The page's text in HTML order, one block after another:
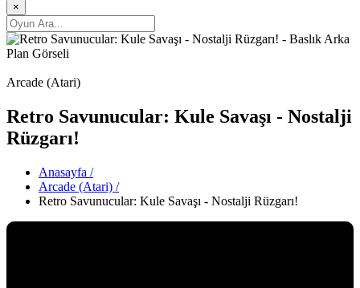
×
Arcade (Atari)
Retro Savunucular: Kule Savaşı - Nostalji
Rüzgarı!
Anasayfa /
Arcade (Atari) /
Retro Savunucular: Kule Savaşı - Nostalji Rüzgarı!